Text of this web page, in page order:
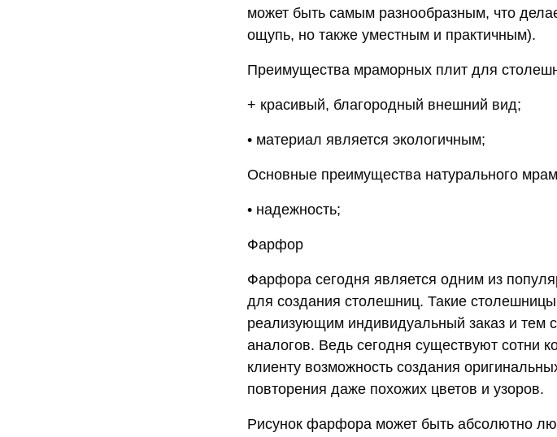
может быть самым разнообразным, что
ощупь, но также уместным и практичным).
Преимущества мраморных плит для
+ красивый, благородный внешний вид;
• материал является экологичным;
Основные преимущества натурального
• надежность;
Фарфор
Фарфора сегодня является одним из
для создания столешниц. Такие
реализующим индивидуальный заказ и
аналогов. Ведь сегодня существуют сотни
клиенту возможность создания
повторения даже похожих цветов и узоров.
Рисунок фарфора может быть абсолютно